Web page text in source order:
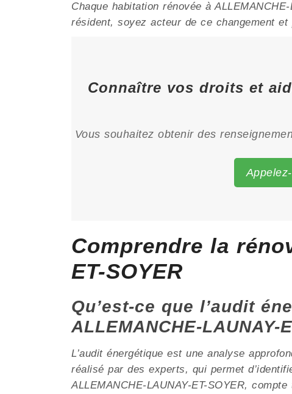
Chaque habitation rénovée à
résident, soyez acteur de ce changement
Connaître vos droits et
Vous souhaitez obtenir des
Comprendre la
ET-SOYER
Qu’est-ce que l’audit
ALLEMANCHE-LAUNAY-
L’audit énergétique est une analyse
réalisé par des experts, qui permet
ALLEMANCHE-LAUNAY-ET-SOYER,